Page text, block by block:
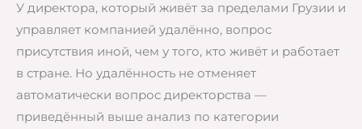
У директора, который живёт за пределами Грузии и
управляет компанией удалённо, вопрос
присутствия иной, чем у того, кто живёт и работает
в стране. Но удалённость не отменяет
автоматически вопрос директорства —
приведённый выше анализ по категории